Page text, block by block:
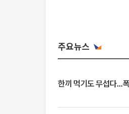
주요뉴스
한끼 먹기도 무섭다...